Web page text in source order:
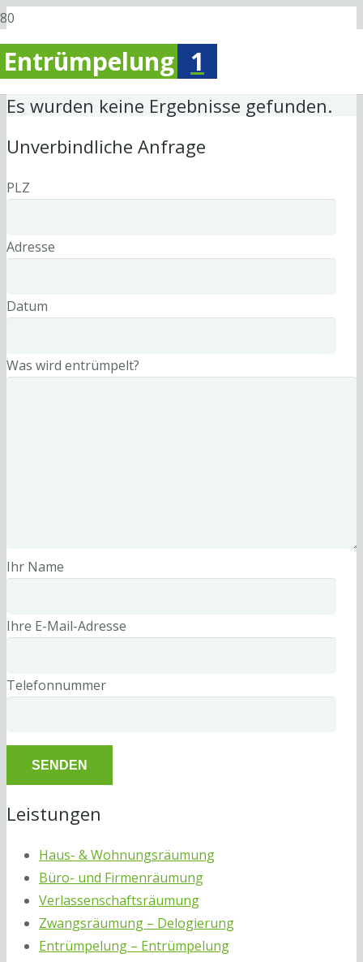
Entrümpelung 1
Es wurden keine Ergebnisse gefunden.
Unverbindliche Anfrage
PLZ
Adresse
Datum
Was wird entrümpelt?
Ihr Name
Ihre E-Mail-Adresse
Telefonnummer
Leistungen
Haus- & Wohnungsräumung
Büro- und Firmenräumung
Verlassenschaftsräumung
Zwangsräumung – Delogierung
Entrümpelung – Entrümpelung